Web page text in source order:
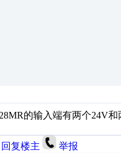
的输入端有两个24V
回复楼主 举报